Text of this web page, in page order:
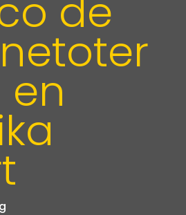
de